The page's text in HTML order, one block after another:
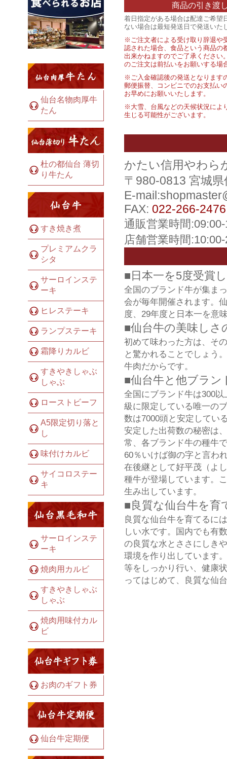
仙台名物肉厚牛
たん
杜の都仙台 薄切
り牛たん
すき焼き煮
プレミアムクラ
シタ
サーロインステ
ーキ
ヒレステーキ
ランプステーキ
霜降りカルビ
すきやきしゃぶ
しゃぶ
ローストビーフ
A5限定切り落と
し
味付けカルビ
サイコロステー
キ
サーロインステ
ーキ
焼肉用カルビ
すきやきしゃぶ
しゃぶ
焼肉用味付カル
ビ
お肉のギフト券
仙台牛定期便
商品の引き渡
着日指定がある場合は配達ご希望
ない場合は最短発送日で発送いた
※ご注文者による受け取り辞退や
認された場合、食品という商品の
出来かねますのでご了承ください
のご注文は前払いをお願いする場
※ご入金確認後の発送となります
郵便振替、コンビニでのお支払い
お早めにお願いいたします。
※大雪、台風などの天候状況によ
生じる可能性がございます。
かたい信用やわ
〒980-0813 宮城
E-
FAX: 022-266-2476
通販営業時間
店舗営業時間
■日本一を5度受賞
全国のブランド牛が集ま
会が毎年開催されます。
度、29年度と日本一を意
■仙台牛の美味しさ
初めて味わった方は、そ
と驚かれることでしょう
牛肉だからです。
■仙台牛と他ブラン
全国にブランド牛は300
級に限定している唯一の
数は7000頭と安定してい
安定した出荷数の秘密は
常、各ブランド牛の種牛
60％いけば御の字と言わ
在後継として好平茂（よ
種牛が登場しています。
生み出しています。
■良質な仙台牛を育
良質な仙台牛を育てるに
しい水です。国内でも有
の良質な水とささにしき
環境を作り出しています
等をしっかり行い、健康
ってはじめて、良質な仙